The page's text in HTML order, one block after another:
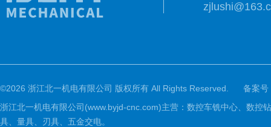
©2026 浙江北一机电有限公司 版权所有 All Rights Reserved.
备案号
浙江北一机电有限公司(www.byjd-cnc.com)主营：数控车铣中心、数控
具、量具、刃具、五金交电。